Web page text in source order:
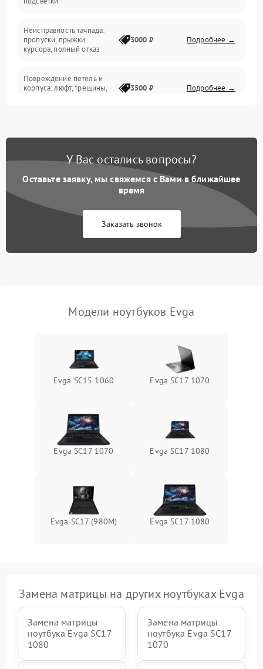
Батарея
Сеть и интернет
Неисправность тачпада:
пропуски, прыжки
курсора, полный отказ
3000 ₽ Подробнее →
Повреждение петель и
корпуса: люфт, трещины,
3500 ₽ Подробнее →
быстрая разрядка,
2500 ₽ Подробнее →
Неисправность зарядного
питания
2000 ₽ Подробнее →
неисправности кулера
пропадание диска
оперативной памяти:
вылеты приложений,
синие экраны
Подробнее →
У Вас остались вопросы?
Оставьте заявку, мы свяжемся с Вами в ближайшее
время
Заказать звонок
Модели ноутбуков Evga
Evga SC15 1060 Evga SC17 1070
Evga SC17 1070 Evga SC17 1080
Evga SC17 (980M) Evga SC17 1080
Замена матрицы на других ноутбуках Evga
Замена матрицы
ноутбука Evga SC17
1080
Замена матрицы
ноутбука Evga SC17
1070